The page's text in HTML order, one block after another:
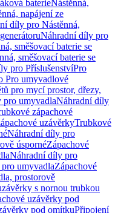
baterieNástěnná,
napájení ze
díly pro Nástěnná,
Náhradní díly pro
směšovací baterie se
směšovací baterie se
pro PříslušenstvíPro
Pro umyvadlové
pro mycí prostor, dřezy,
pro umyvadlaNáhradní díly
zápachové
uzávěrkyTrubkové
Náhradní díly pro
úspornéZápachové
Náhradní díly pro
umyvadlaZápachové
prostorově
s nornou trubkou
uzávěrky pod
pod omítkuPřipojení